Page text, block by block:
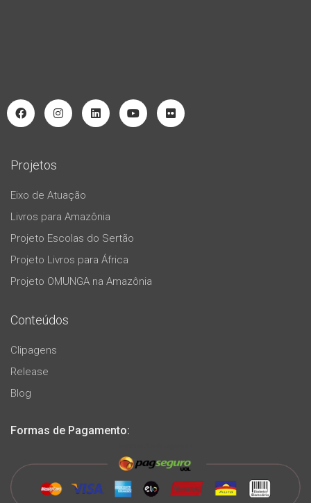
Projetos
Eixo de Atuação
Livros para Amazônia
Projeto Escolas do Sertão
Projeto Livros para África
Projeto OMUNGA na Amazônia
Conteúdos
Clipagens
Release
Blog
Formas de Pagamento: